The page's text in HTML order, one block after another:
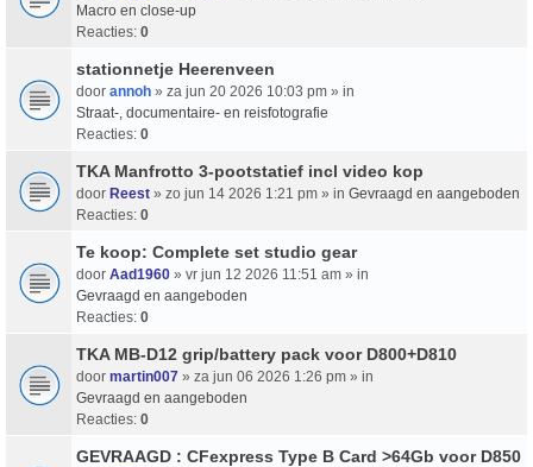
Macro en close-up
Reacties: 0
stationnetje Heerenveen
door annoh » za jun 20 2026 10:03 pm » in
Straat-, documentaire- en reisfotografie
Reacties: 0
TKA Manfrotto 3-pootstatief incl video kop
door Reest » zo jun 14 2026 1:21 pm » in Gevraagd en aangeboden
Reacties: 0
Te koop: Complete set studio gear
door Aad1960 » vr jun 12 2026 11:51 am » in
Gevraagd en aangeboden
Reacties: 0
TKA MB-D12 grip/battery pack voor D800+D810
door martin007 » za jun 06 2026 1:26 pm » in
Gevraagd en aangeboden
Reacties: 0
GEVRAAGD : CFexpress Type B Card >64Gb voor D850